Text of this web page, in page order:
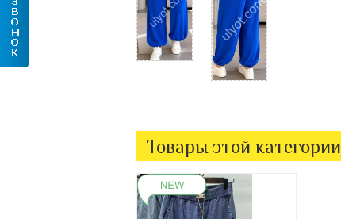
Товары этой категории